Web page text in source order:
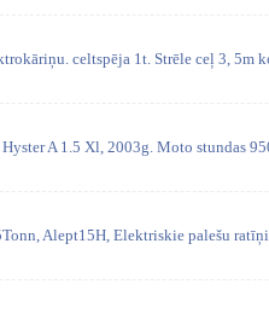
celtspēja 1t. Strēle ceļ 3, 5m
A 1.5 Xl, 2003g. Moto stundas
Alept15H, Elektriskie palešu